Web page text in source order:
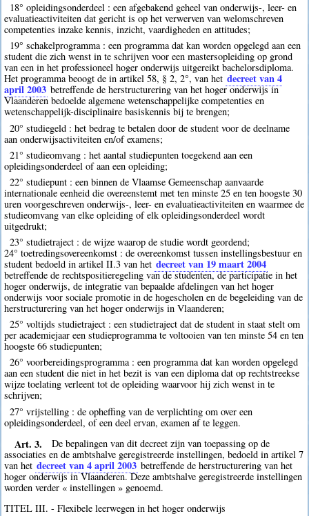
18° opleidingsonderdeel : een afgebakend geheel van onderwijs-, leer- en
evaluatieactiviteiten dat gericht is op het verwerven van welomschreven
competenties inzake kennis, inzicht, vaardigheden en attitudes;
19° schakelprogramma : een programma dat kan worden opgelegd aan een
student die zich wenst in te schrijven voor een mastersopleiding op grond
van een in het professioneel hoger onderwijs uitgereikt bachelorsdiploma.
Het programma beoogt de in artikel 58, § 2, 2°, van het decreet van 4
april 2003 betreffende de herstructurering van het hoger onderwijs in
Vlaanderen bedoelde algemene wetenschappelijke competenties en
wetenschappelijk-disciplinaire basiskennis bij te brengen;
20° studiegeld : het bedrag te betalen door de student voor de deelname
aan onderwijsactiviteiten en/of examens;
21° studieomvang : het aantal studiepunten toegekend aan een
opleidingsonderdeel of aan een opleiding;
22° studiepunt : een binnen de Vlaamse Gemeenschap aanvaarde
internationale eenheid die overeenstemt met ten minste 25 en ten hoogste 30
uren voorgeschreven onderwijs-, leer- en evaluatieactiviteiten en waarmee de
studieomvang van elke opleiding of elk opleidingsonderdeel wordt
uitgedrukt;
23° studietraject : de wijze waarop de studie wordt geordend;
24° toetredingsovereenkomst : de overeenkomst tussen instellingsbestuur en
student bedoeld in artikel II.3 van het decreet van 19 maart 2004
betreffende de rechtspositieregeling van de studenten, de participatie in het
hoger onderwijs, de integratie van bepaalde afdelingen van het hoger
onderwijs voor sociale promotie in de hogescholen en de begeleiding van de
herstructurering van het hoger onderwijs in Vlaanderen;
25° voltijds studietraject : een studietraject dat de student in staat stelt om
per academiejaar een studieprogramma te voltooien van ten minste 54 en ten
hoogste 66 studiepunten;
26° voorbereidingsprogramma : een programma dat kan worden opgelegd
aan een student die niet in het bezit is van een diploma dat op rechtstreekse
wijze toelating verleent tot de opleiding waarvoor hij zich wenst in te
schrijven;
27° vrijstelling : de opheffing van de verplichting om over een
opleidingsonderdeel, of een deel ervan, examen af te leggen.
Art. 3.
De bepalingen van dit decreet zijn van toepassing op de
associaties en de ambtshalve geregistreerde instellingen, bedoeld in artikel 7
van het decreet van 4 april 2003 betreffende de herstructurering van het
hoger onderwijs in Vlaanderen. Deze ambtshalve geregistreerde instellingen
worden verder « instellingen » genoemd.
TITEL III. - Flexibele leerwegen in het hoger onderwijs